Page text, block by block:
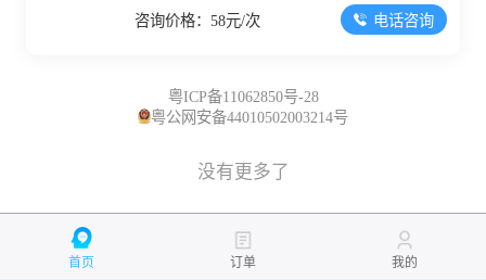
咨询价格：58元/次 电话咨询
粤ICP备11062850号-28
粤公网安备44010502003214号
没有更多了
首页 订单 我的